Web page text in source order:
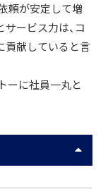
頼が安定して増
ービス力は、コ
貢献していると言
ーに社員一丸と